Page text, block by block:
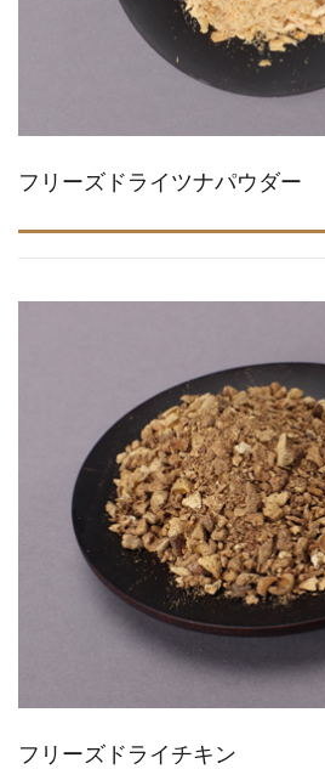
フリーズドライツナパウダー
フリーズドライチキン